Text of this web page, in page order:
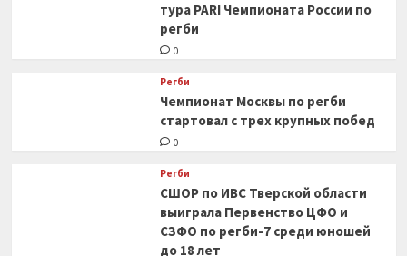
тура PARI Чемпионата России по
регби
0
Регби
Чемпионат Москвы по регби
стартовал с трех крупных побед
0
Регби
СШОР по ИВС Тверской области
выиграла Первенство ЦФО и
СЗФО по регби-7 среди юношей
до 18 лет